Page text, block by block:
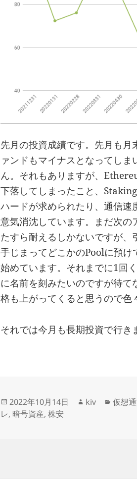
先月の投資成績です。先月も
ァンドもマイナスとなってし
ん。それもありますが、
下落してしまったこと、
ハードが求められたり、通信
意気消沈しています。まだ次
たすら耐えるしかないですが
手じまってどこかのPoolに預
始めています。それまでに1回
に名前を刻みたいのですが待
格も上がってくると思うので色
それでは今月も長期投資で行き
投
稿
2022年10月14日
作
kiv
カ
仮想
レ, 暗号資産,株安